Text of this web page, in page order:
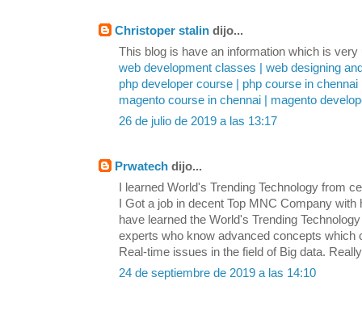
Christoper stalin dijo...
This blog is have an information which is
web development classes | web designing
php developer course | php course in chennai
magento course in chennai | magento
26 de julio de 2019 a las 13:17
Prwatech dijo...
I learned World's Trending Technology from
I Got a job in decent Top MNC Company
have learned the World's Trending
experts who know advanced concepts which
Real-time issues in the field of Big data.
24 de septiembre de 2019 a las 14:10